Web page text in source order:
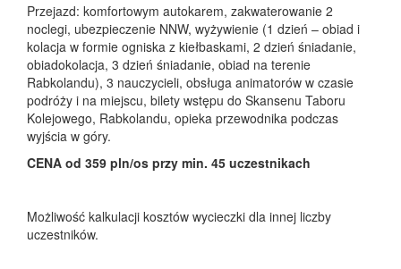
Przejazd: komfortowym autokarem, zakwaterowanie 2
noclegi, ubezpieczenie NNW, wyżywienie (1 dzień – obiad i
kolacja w formie ogniska z kiełbaskami, 2 dzień śniadanie,
obiadokolacja, 3 dzień śniadanie, obiad na terenie
Rabkolandu), 3 nauczycieli, obsługa animatorów w czasie
podróży i na miejscu, bilety wstępu do Skansenu Taboru
Kolejowego, Rabkolandu, opieka przewodnika podczas
wyjścia w góry.
CENA od 359 pln/os przy min. 45 uczestnikach
Możliwość kalkulacji kosztów wycieczki dla innej liczby
uczestników.